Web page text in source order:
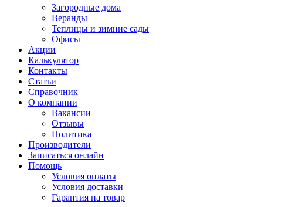
Загородные дома
Веранды
Теплицы и зимние сады
Офисы
Акции
Калькулятор
Контакты
Статьи
Справочник
О компании
Вакансии
Отзывы
Политика
Производители
Записаться онлайн
Помощь
Условия оплаты
Условия доставки
Гарантия на товар